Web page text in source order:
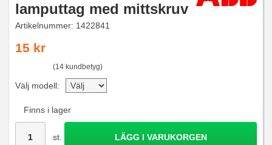
lamputtag med mittskruv
Artikelnummer: 1422841
15 kr
(14 kundbetyg)
Välj modell:
Finns i lager
st. LÄGG I VARUKORGEN